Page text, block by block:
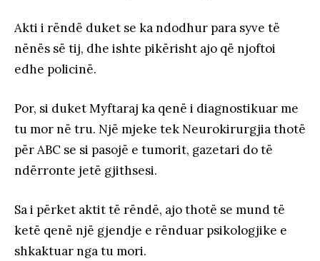
Akti i rëndë duket se ka ndodhur para syve të
nënës së tij, dhe ishte pikërisht ajo që njoftoi
edhe policinë.
Por, si duket Myftaraj ka qenë i diagnostikuar me
tu mor në tru. Një mjeke tek Neurokirurgjia thotë
për ABC se si pasojë e tumorit, gazetari do të
ndërronte jetë gjithsesi.
Sa i përket aktit të rëndë, ajo thotë se mund të
ketë qenë një gjendje e rënduar psikologjike e
shkaktuar nga tu mori.